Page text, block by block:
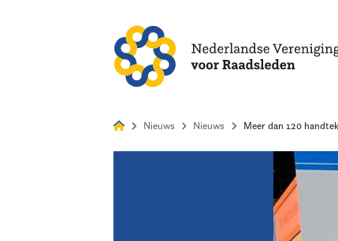
Nieuws Nieuws Meer dan 120